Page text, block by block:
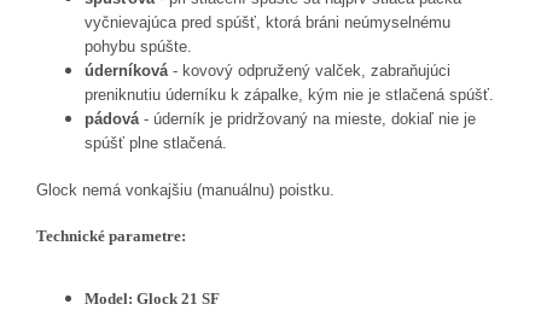
vyčnievajúca pred spúšť, ktorá bráni neúmyselnému
pohybu spúšte.
úderníková- kovový odpružený valček, zabraňujúci
preniknutiu úderníku k zápalke, kým nie je stlačená spúšť.
pádová- úderník je pridržovaný na mieste, dokiaľ nie je
spúšť plne stlačená.
Glock nemá vonkajšiu (manuálnu) poistku.
Technické parametre:
Model: Glock 21 SF